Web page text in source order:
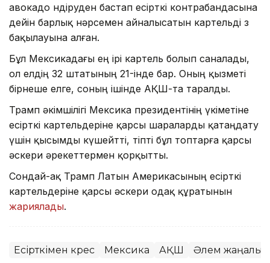
авокадо өндіруден бастап есірткі контрабандасына
дейін барлық нәрсемен айналысатын картельді өз
бақылауына алған.
Бұл Мексикадағы ең ірі картель болып саналады,
ол елдің 32 штатының 21-інде бар. Оның қызметі
бірнеше елге, соның ішінде АҚШ-та таралды.
Трамп әкімшілігі Мексика президентінің үкіметіне
есірткі картельдеріне қарсы шараларды қатаңдату
үшін қысымды күшейтті, тіпті бұл топтарға қарсы
әскери әрекеттермен қорқытты.
Сондай-ақ Трамп Латын Америкасының есірткі
картельдеріне қарсы әскери одақ құратынын
жариялады.
Есірткімен күрес Мексика АҚШ Әлем